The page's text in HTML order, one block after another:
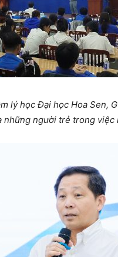
lý học Đại học Hoa Sen,
những người trẻ trong việc